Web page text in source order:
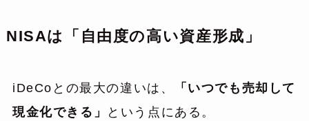
NISAは「自由度の高い資産形成」
iDeCoとの最大の違いは、
「いつでも売却して
現金化できる」
という点にある。